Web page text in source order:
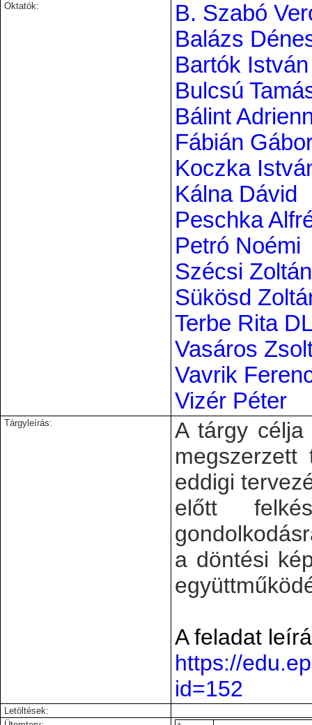
Oktatók:
B. Szabó
Balázs
Bartók
Bulcsú
Bálint
Fábián
Koczka
Kálna Dávid
Peschka
Petró Noémi
Szécsi
Sükösd
Terbe Rita
Vasáros
Vavrik
Vizér Péter
Tárgyleírás:
A tárgy célja
megszerzett
eddigi
előtt
a döntési
A feladat
https://
id=152
Letöltések: